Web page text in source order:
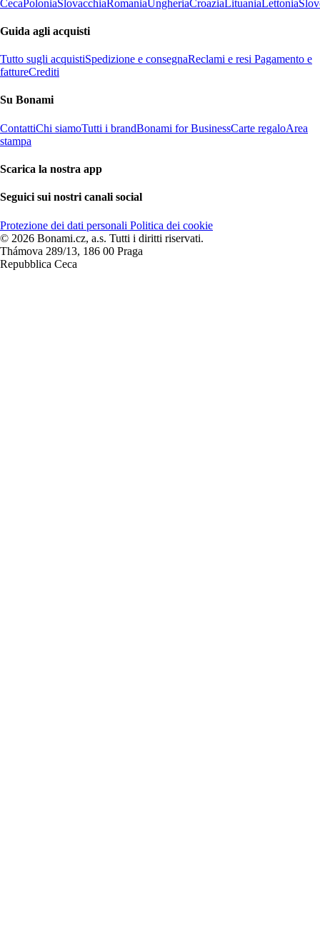
Ceca PoloniaSlovacchia RomaniaUngheriaCroazia Lituania Lettonia
Guida agli acquisti
Tutto sugli acquistiSpedizione e consegnaReclami e resi Pagamento e
fattureCrediti
Su Bonami
ContattiChi siamoTutti i brandBonami for BusinessCarte regaloArea
stampa
Scarica la nostra app
Seguici sui nostri canali social
Protezione dei dati personali Politica dei cookie
© 2026 Bonami.cz, a.s. Tutti i diritti riservati.
Thámova 289/13, 186 00 Praga
Repubblica Ceca